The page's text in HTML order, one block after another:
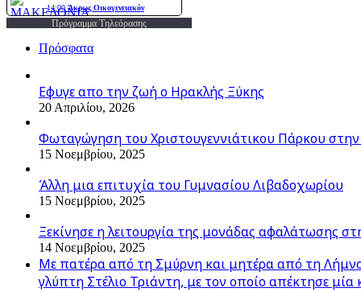
Πρόγραμμα Τηλεόρασης
Πρόσφατα
Εφυγε απο την ζωή o Ηρακλής Ξύκης
20 Απριλίου, 2026
Φωταγώγηση του Χριστουγεννιάτικου Πάρκου
15 Νοεμβρίου, 2025
Άλλη μια επιτυχία του Γυμνασίου Λιβαδοχωρίου
15 Νοεμβρίου, 2025
Ξεκίνησε η λειτουργία της μονάδας αφαλάτωσης
14 Νοεμβρίου, 2025
Με πατέρα από τη Σμύρνη και μητέρα από τη
γλύπτη Στέλιο Τριάντη, με τον οποίο απέκτησε